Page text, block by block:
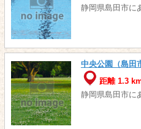
静岡県島田市に
中央公園（島田
距離 1.3
静岡県島田市に